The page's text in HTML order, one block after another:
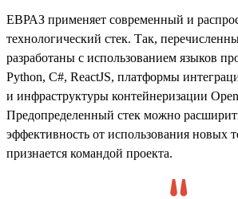
ЕВРАЗ применяет современный и
технологический стек. Так,
разработаны с использованием языков
Python, С#, ReactJS, платформы
и инфраструктуры контейнеризации
Предопределенный стек можно
эффективность от использования новых
признается командой проекта.